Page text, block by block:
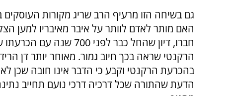
גם בשיחה הזו מרעיף הרב שריג מקורות
האם מותר לאדם לוותר על איבר מאיבריו למען
חברו, דיון שהחל כבר לפני 700 שנה עם
הרקנטי שראה בכך חיוב גמור. מאוחר יותר דן
בהכרעת הרקנטי וקבע כי הדבר אינו חובה שכן
הדעת שהתורה שכל דרכיה דרכי נועם תחייב